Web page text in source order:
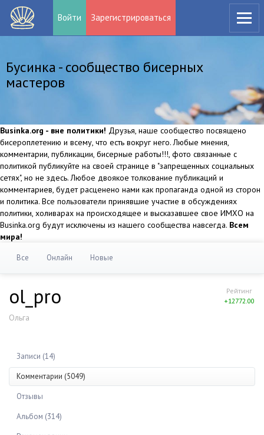
Войти Зарегистрироваться
Бусинка - сообщество бисерных
мастеров
Businka.org - вне политики! Друзья, наше сообщество посвящено
бисероплетению и всему, что есть вокруг него. Любые мнения,
комментарии, публикации, бисерные работы!!!, фото связанные с
политикой публикуйте на своей странице в "запрещенных социальных
сетях", но не здесь. Любое двоякое толкование публикаций и
комментариев, будет расценено нами как пропаганда одной из сторон
и политика. Все пользователи принявшие участие в обсуждениях
политики, холиварах на происходящее и высказавшее свое ИМХО на
Businka.org будут исключены из нашего сообщества навсегда. Всем
мира!
Все Онлайн Новые
Рейтинг
+12772.00
ol_pro
Ольга
Записи (14)
Комментарии (5049)
Отзывы
Альбом (314)